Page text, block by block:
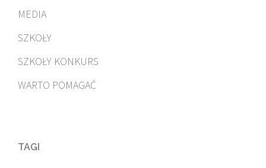
MEDIA
SZKOŁY
SZKOŁY KONKURS
WARTO POMAGAĆ
TAGI